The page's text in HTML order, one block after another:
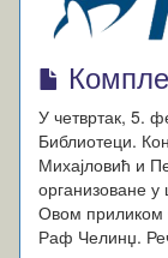
У четвртак, 5.
Библиотеци.
Михајловић и
организоване
Овом приликом
Раф Челинџ.